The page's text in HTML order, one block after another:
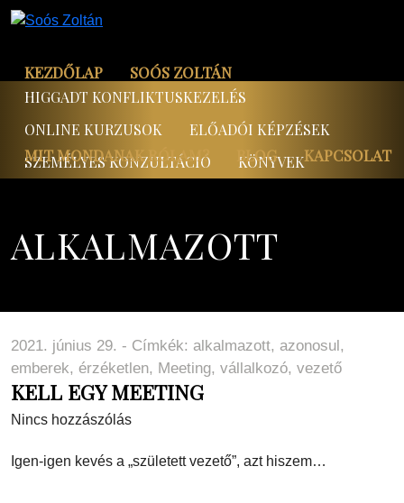
KEZDŐLAP SOÓS ZOLTÁN
MIT MONDANAK RÓLAM? BLOG KAPCSOLAT
HIGGADT KONFLIKTUSKEZELÉS
ONLINE KURZUSOK
ELŐADÓI KÉPZÉSEK
SZEMÉLYES KONZULTÁCIÓ
KÖNYVEK
ALKALMAZOTT
2021. június 29. - Címkék: alkalmazott, azonosul,
emberek, érzéketlen, Meeting, vállalkozó, vezető
KELL EGY MEETING
Nincs hozzászólás
Igen-igen kevés a „született vezető”, azt hiszem…